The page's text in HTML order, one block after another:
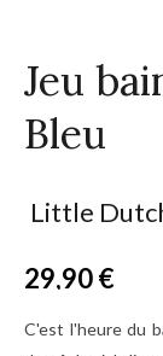
Jeu
Bleu
Little
29,90 €
C'est l'heure du